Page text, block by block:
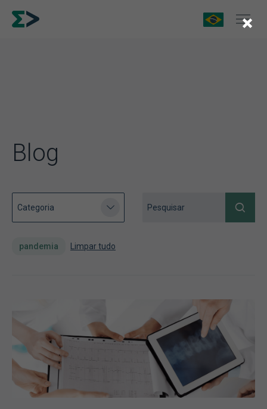
×
Blog
pandemia Limpar tudo